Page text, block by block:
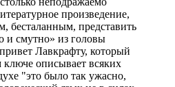
произведение,
бесталанным, представить
и смутно» из головы
Лавкрафту, который
описывает всяких
"это было так ужасно,